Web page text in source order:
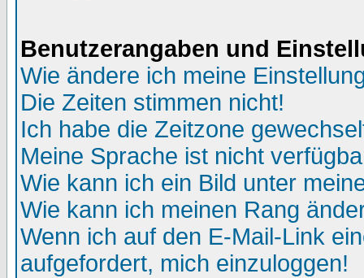
Benutzerangaben und
Wie ändere ich meine
Die Zeiten stimmen nicht!
Ich habe die Zeitzone
Meine Sprache ist nicht
Wie kann ich ein Bild unter
Wie kann ich meinen Rang
Wenn ich auf den E-Mail-Link
aufgefordert, mich einzuloggen!